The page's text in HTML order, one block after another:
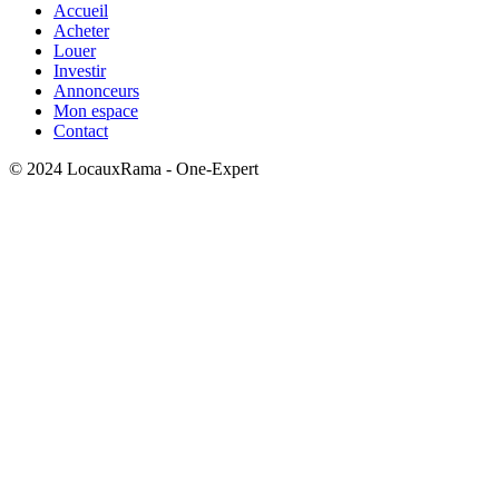
Accueil
Acheter
Louer
Investir
Annonceurs
Mon espace
Contact
© 2024 LocauxRama - One-Expert